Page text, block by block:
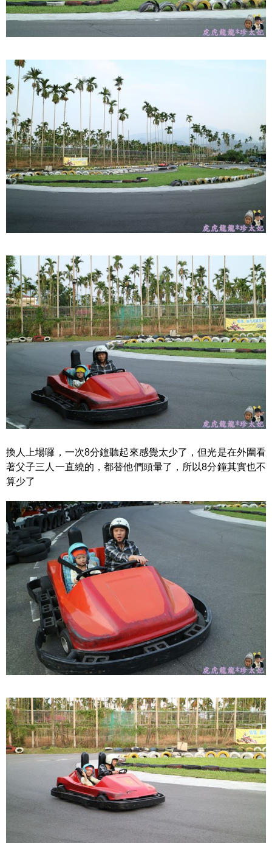
換人上場囉，一次8分鐘聽起來感覺太少了，但光是在外圍看
著父子三人一直繞的，都替他們頭暈了，所以8分鐘其實也不
算少了